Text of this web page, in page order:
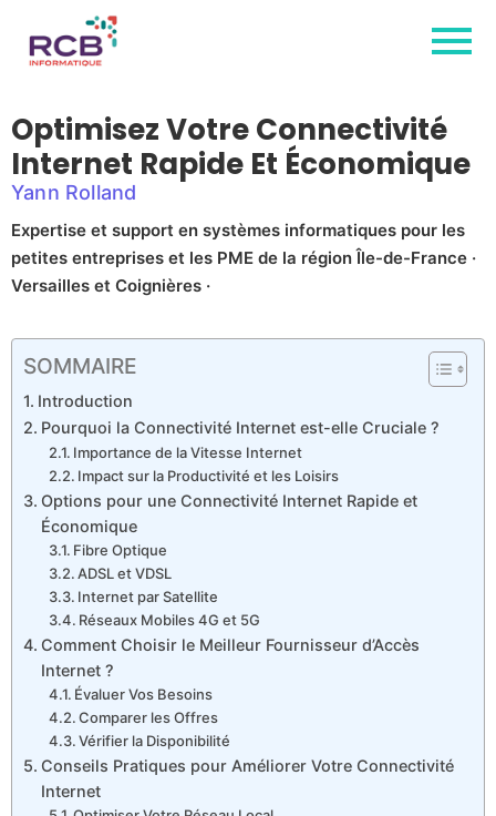
Optimisez Votre Connectivité
Internet Rapide Et Économique
Yann Rolland
Expertise et support en systèmes informatiques pour les
petites entreprises et les PME de la région Île-de-France ·
Versailles et Coignières ·
SOMMAIRE
Introduction
Pourquoi la Connectivité Internet est-elle Cruciale ?
Importance de la Vitesse Internet
Impact sur la Productivité et les Loisirs
Options pour une Connectivité Internet Rapide et
Économique
Fibre Optique
ADSL et VDSL
Internet par Satellite
Réseaux Mobiles 4G et 5G
Comment Choisir le Meilleur Fournisseur d’Accès
Internet ?
Évaluer Vos Besoins
Comparer les Offres
Vérifier la Disponibilité
Conseils Pratiques pour Améliorer Votre Connectivité
Internet